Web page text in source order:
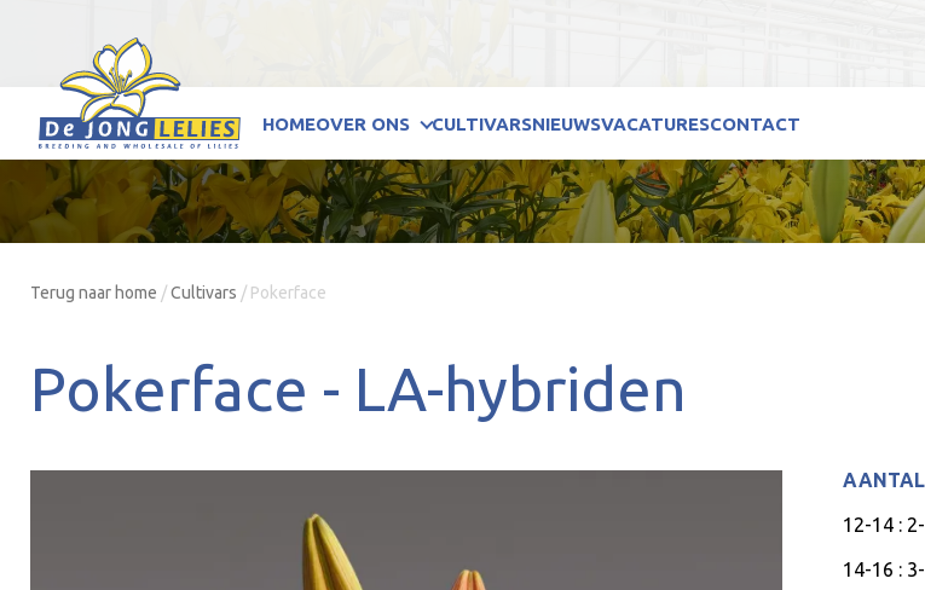
HOMEOVER ONS CULTIVARSNIEUWSVACATURESCONTACT
Terug naar home /Cultivars / Pokerface
Pokerface - LA-hybriden
AANTAL
12-14 :
14-16 :